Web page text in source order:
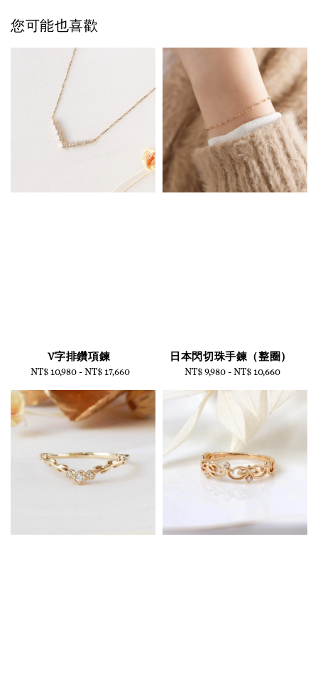
您可能也喜歡
V字排鑽項鍊
Regular
NT$ 10,980 -NT$ 17,660
日本閃切珠手鍊（整圈）
Regular
NT$ 9,980-NT$ 10,660